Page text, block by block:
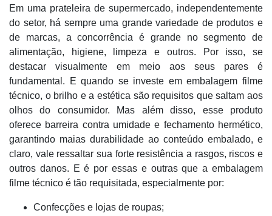
Em uma prateleira de supermercado, independentemente
do setor, há sempre uma grande variedade de produtos e
de marcas, a concorrência é grande no segmento de
alimentação, higiene, limpeza e outros. Por isso, se
destacar visualmente em meio aos seus pares é
fundamental. E quando se investe em embalagem filme
técnico, o brilho e a estética são requisitos que saltam aos
olhos do consumidor. Mas além disso, esse produto
oferece barreira contra umidade e fechamento hermético,
garantindo maias durabilidade ao conteúdo embalado, e
claro, vale ressaltar sua forte resistência a rasgos, riscos e
outros danos. E é por essas e outras que a embalagem
filme técnico é tão requisitada, especialmente por:
Confecções e lojas de roupas;